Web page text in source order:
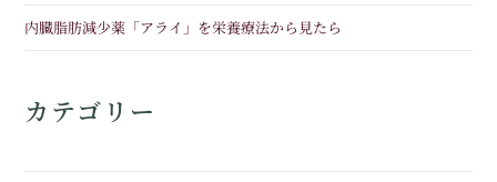
内臓脂肪減少薬「アライ」を栄養療法から見たら
カテゴリー